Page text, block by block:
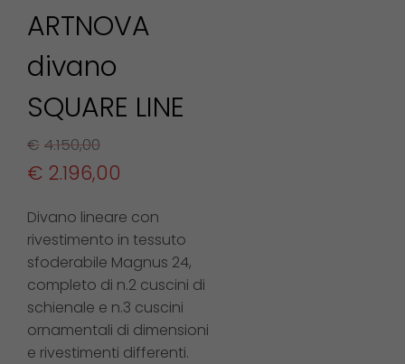
ARTNOVA
divano
SQUARE LINE
€ 4.150,00
€ 2.196,00
Divano lineare con
rivestimento in tessuto
sfoderabile Magnus 24,
completo di n.2 cuscini di
schienale e n.3 cuscini
ornamentali di dimensioni
e rivestimenti differenti.